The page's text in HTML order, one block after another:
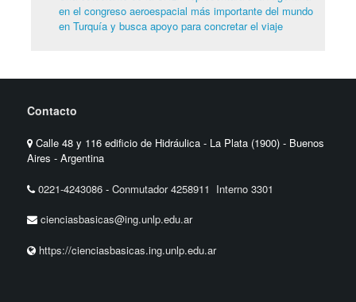
en el congreso aeroespacial más importante del mundo
en Turquía y busca apoyo para concretar el viaje
Contacto
Calle 48 y 116 edificio de Hidráulica - La Plata (1900) - Buenos
Aires - Argentina
0221-4243086 -Conmutador 4258911 Interno 3301
cienciasbasicas@ing.unlp.edu.ar
https://cienciasbasicas.ing.unlp.edu.ar